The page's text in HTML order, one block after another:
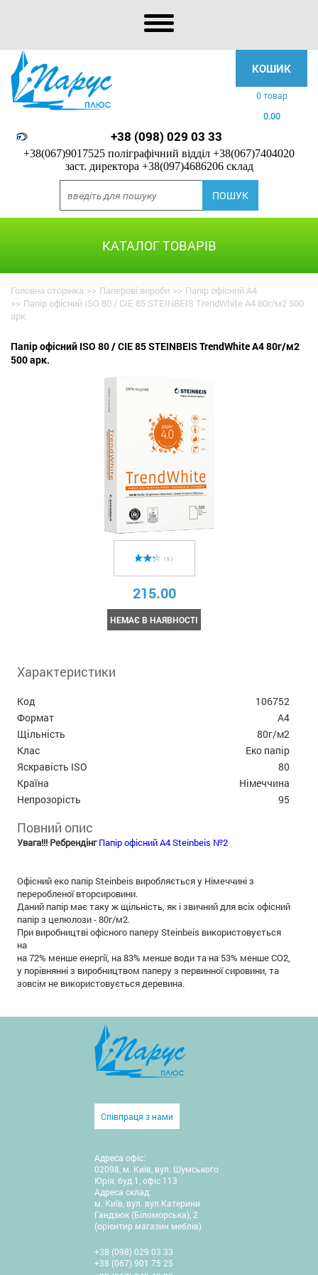
КОШИК
0 товар
0.00
+38 (098) 029 03 33
+38(067)9017525 поліграфічний відділ +38(067)7404020
заст. директора +38(097)4686206 склад
КАТАЛОГ ТОВАРІВ
Головна сторінка >> Паперові вироби >> Папір офісний А4
>> Папір офісний ISO 80 / CIE 85 STEINBEIS TrendWhite A4 80г/м2 500
арк.
Папір офісний ISO 80 / CIE 85 STEINBEIS TrendWhite A4 80г/м2
500 арк.
( 5 )
215.00
НЕМАЄ В НАЯВНОСТІ
Характеристики
Код
106752
Формат
А4
Щільність
80г/м2
Клас
Еко папір
Яскравість ISO
80
Країна
Німеччина
Непрозорість
95
Повний опис
Увага!!! РебрендінгПапір офісний A4 Steinbeis №2
Офісний еко папір Steinbeis виробляється у Німеччині з
переробленої вторсировини.
Даний папір має таку ж щільність, як і звичний для всіх офісний
папір з целюлози - 80г/м2.
При виробництві офісного паперу Steinbeis використовується
на
на 72% менше енергії, на 83% менше води та на 53% менше CO2,
у порівнянні з виробництвом паперу з первинної сировини, та
зовсім не використовується деревина.
Співпраця з нами
Адреса офіс:
02098, м. Київ, вул. Шумського
Юрія, буд.1, офіс 113
Адреса склад:
м. Київ, вул. вул.Катерини
Гандзюк (Біломорська), 2
(орієнтир магазин меблів)
+38 (098) 029 03 33
+38 (067) 901 75 25